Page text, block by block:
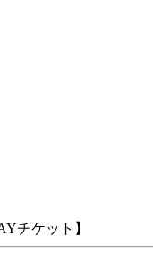
チケット】